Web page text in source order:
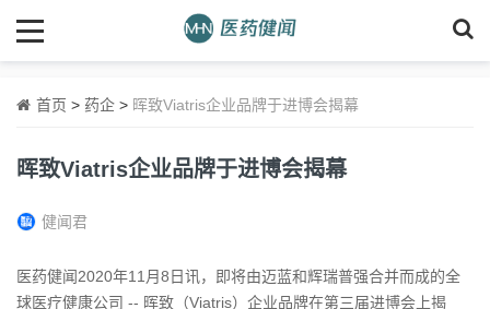
首页 > 药企 > 晖致Viatris企业品牌于进博会揭幕
晖致Viatris企业品牌于进博会揭幕
健闻君
医药健闻2020年11月8日讯，即将由迈蓝和辉瑞普强合并而成的全
球医疗健康公司 -- 晖致（Viatris）企业品牌在第三届进博会上揭